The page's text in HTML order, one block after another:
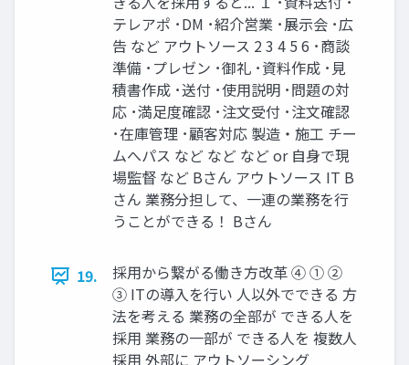
テレアポ ･DM ･紹介営業 ･展⽰会 ･広
告 など アウトソース 2 3 4 5 6 ･商談
準備 ･プレゼン ･御礼 ･資料作成 ･⾒
積書作成 ･送付 ･使⽤説明 ･問題の対
応 ･満⾜度確認 ･注⽂受付 ･注⽂確認
･在庫管理 ･顧客対応 製造‧施⼯ チー
ムへパス など など など or ⾃⾝で現
場監督 など Bさん アウトソース IT B
さん 業務分担して、⼀連の業務を⾏
うことができる！ Bさん
19.
採⽤から繋がる働き⽅改⾰ ④ ① ②
③ ITの導⼊を⾏い ⼈以外でできる ⽅
法を考える 業務の全部が できる⼈を
採⽤ 業務の⼀部が できる⼈を 複数⼈
採⽤ 外部に アウトソーシング